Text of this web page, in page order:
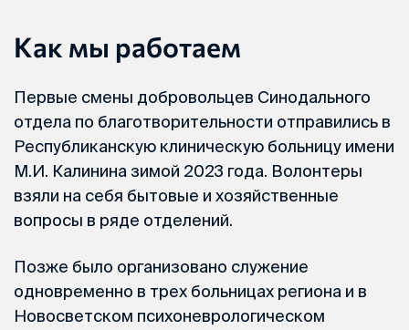
Как мы работаем
Первые смены добровольцев Синодального
отдела по благотворительности отправились в
Республиканскую клиническую больницу имени
М.И. Калинина зимой 2023 года. Волонтеры
взяли на себя бытовые и хозяйственные
вопросы в ряде отделений.
Позже было организовано служение
одновременно в трех больницах региона и в
Новосветском психоневрологическом